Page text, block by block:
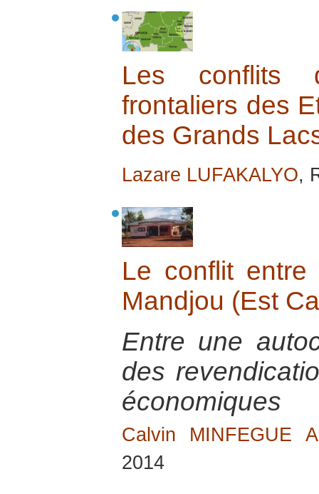
Les conflits
frontaliers des
des Grands
Lazare LUFAKALYO,
Le conflit
Mandjou (Est
Entre une
des
économiques
Calvin MINFEGUE
2014